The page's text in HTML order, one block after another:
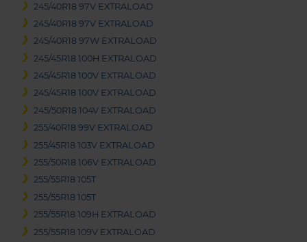
245/40R18 97V EXTRALOAD
245/40R18 97V EXTRALOAD
245/40R18 97W EXTRALOAD
245/45R18 100H EXTRALOAD
245/45R18 100V EXTRALOAD
245/45R18 100V EXTRALOAD
245/50R18 104V EXTRALOAD
255/40R18 99V EXTRALOAD
255/45R18 103V EXTRALOAD
255/50R18 106V EXTRALOAD
255/55R18 105T
255/55R18 105T
255/55R18 109H EXTRALOAD
255/55R18 109V EXTRALOAD